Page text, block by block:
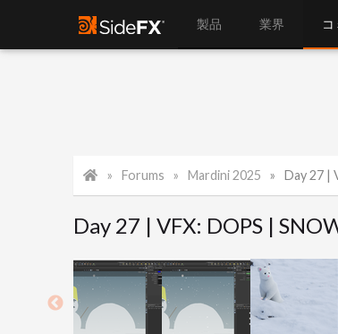
製品 業界 コ
Forums Mardini 2025 Day 27 |
Day 27 | VFX: DOPS |